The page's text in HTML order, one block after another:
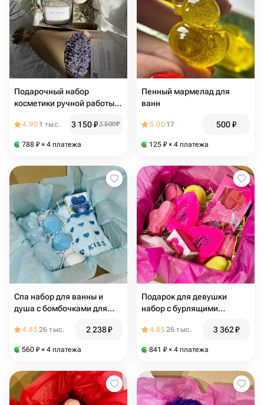
Подарочный набор
косметики ручной работы +
4.90 1 тыс. 3 150₽3 500₽
788 ₽ × 4 платежа
Пенный мармелад для
ванн
5.00 17 500₽
125 ₽ × 4 платежа
Спа набор для ванны и
душа с бомбочками для
4.8526 тыс. 2 238₽
560 ₽ × 4 платежа
Подарок для девушки
набор с бурлящими
бьюти бокс
4.8526 тыс. 3 362₽
841 ₽ × 4 платежа